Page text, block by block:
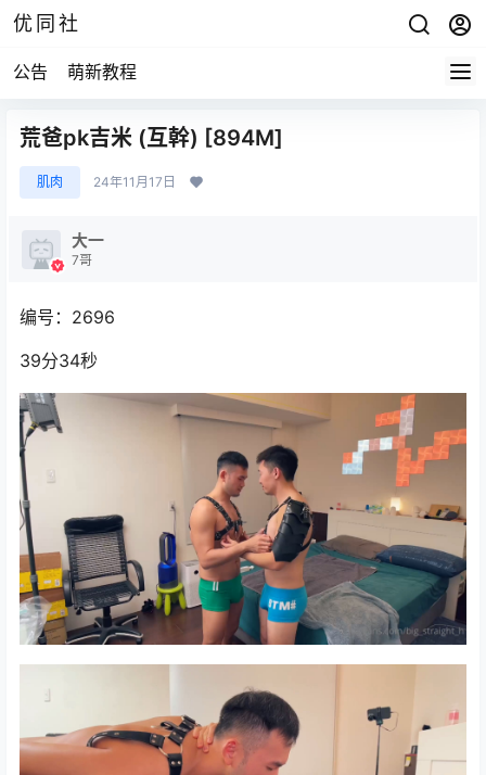
优同社
公告 萌新教程
荒爸pk吉米 (互幹) [894M]
肌肉 24年11月17日
大一
7哥
编号：2696
39分34秒